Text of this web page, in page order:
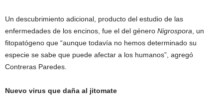
Un descubrimiento adicional, producto del estudio de las
enfermedades de los encinos, fue el del género Nigrospora, un
fitopatógeno que “aunque todavía no hemos determinado su
especie se sabe que puede afectar a los humanos”, agregó
Contreras Paredes.
Nuevo virus que daña al jitomate